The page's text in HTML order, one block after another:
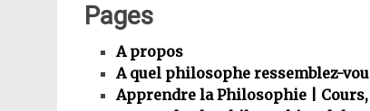
Pages
A propos
A quel philosophe ressemblez-
Apprendre la Philosophie |